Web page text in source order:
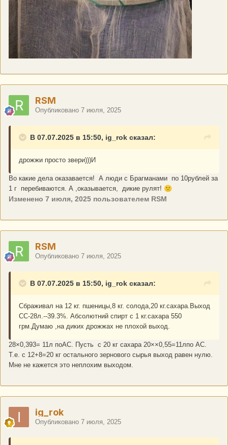
RSM
Опубликовано 7 июля, 2025
В 07.07.2025 в 15:50, ig_rok сказал:
дрожжи просто звери)))И
Во какие дела оказавается! А люди с Брагманами по 10рублей за
1 г перебиваются. А ,оказывается, дикие рулят! 🙁
Изменено 7 июля, 2025 пользователем RSM
RSM
Опубликовано 7 июля, 2025
В 07.07.2025 в 15:50, ig_rok сказал:
Сбраживал на 12 кг. пшеницы,8 кг. солода,20 кг.сахара.Выход
СС-28л.--39.3%. Абсолютний спирт с 1 кг.сахара 550
грм.Думаю ,на диких дрожжах не плохой выход.
28×0,393= 11л поАС. Пусть с 20 кг сахара 20××0,55=11лпо АС.
Т.е. с 12+8=20 кг остального зернового сырья выход равен нулю.
Мне не кажется это неплохим выходом.
ig_rok
Опубликовано 7 июля, 2025